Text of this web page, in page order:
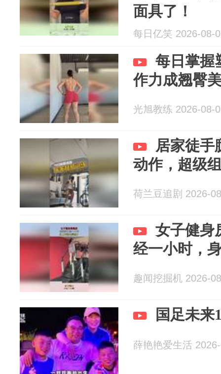
面具了！
每日亿笑 2026-08-
每日掌握
作力成翘臀
光旭教练 2026-08-
居家徒手
动作，超级
荷兰豆追剧 2026-
女子健身
经一小时，
趣闻挖掘机 2026-
国足未来
薛艳艳爱生活